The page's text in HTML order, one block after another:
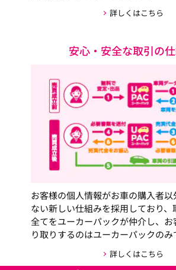
詳しくはこちら
安心・安全な取引の
お客様の個人情報がお車の購入者
ない新しい仕組みを採用しており、
全てをユーカーパックが仲介し、
り取りするのはユーカーパックのみ
詳しくはこちら